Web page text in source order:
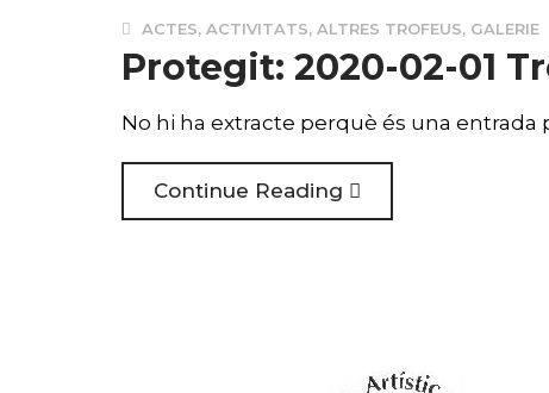
ACTES, ACTIVITATS, ALTRES TROFEUS, GALERIE
Protegit: 2020-02-01
No hi ha extracte perquè és una entrada
Continue Reading